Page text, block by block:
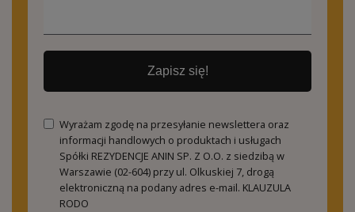
Zapisz się!
Wyrażam zgodę na przesyłanie newslettera oraz
informacji handlowych o produktach i usługach
Spółki REZYDENCJE ANIN SP. Z O.O. z siedzibą w
Warszawie (02-604) przy ul. Olkuskiej 7, drogą
elektroniczną na podany adres e-mail. KLAUZULA
RODO